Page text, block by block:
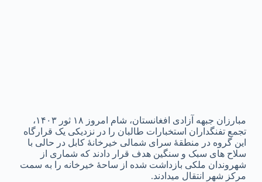
مبارزان جبهه آزادی افغانستان، شام امروز ۱۸ ثور ۱۴۰۳،
تجمع تفنگداران استخبارات طالبان را در نزدیکی یک قرارگاه
این گروه در منطقۀ سرای شمالی خیرخانۀ کابل در حالی با
سلاح های سبک و سنگین هدف قرار دادند که شماری از
شهروندان ملکی بازداشت شده از ساحۀ خیرخانه را به سمت
مرکز شهر انتقال میدادند.